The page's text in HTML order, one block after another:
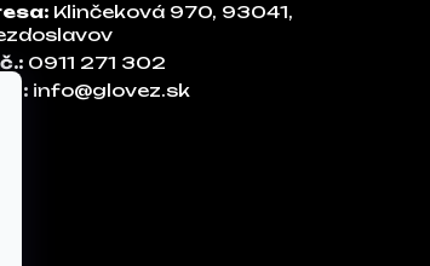
Klinčeková 970, 93041,
0911 271 302
info@glovez.sk